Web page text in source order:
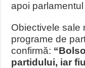
apoi
Obiectivele sale
programe de
confirmă:
partidului, iar